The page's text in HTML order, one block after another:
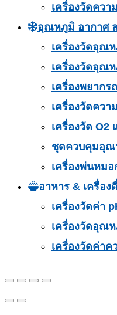
เครื่องวัดคว
อุณหภูมิ อากาศ
เครื่องวัดอุณ
เครื่องวัดอุณ
เครื่องพยาก
เครื่องวัดควา
เครื่องวัด O2
ชุดควบคุมอุณ
เครื่องพ่นหม
อาหาร & เครื่อง
เครื่องวัดค่า
เครื่องวัดอุณ
เครื่องวัดค่าค